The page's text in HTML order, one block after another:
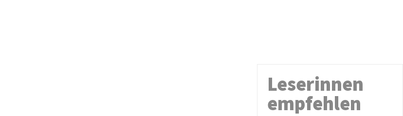
Leserinnen
empfehlen